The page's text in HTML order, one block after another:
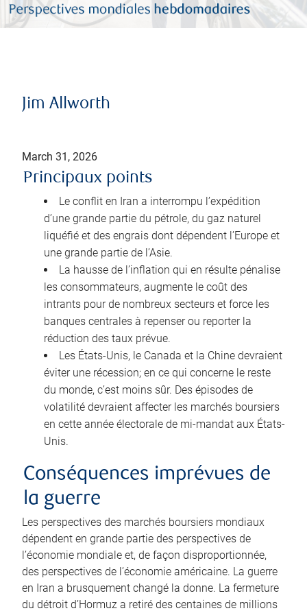
Jim Allworth
March 31, 2026
Principaux points
Le conflit en Iran a interrompu l’expédition
d’une grande partie du pétrole, du gaz naturel
liquéfié et des engrais dont dépendent l’Europe et
une grande partie de l’Asie.
La hausse de l’inflation qui en résulte pénalise
les consommateurs, augmente le coût des
intrants pour de nombreux secteurs et force les
banques centrales à repenser ou reporter la
réduction des taux prévue.
Les États-Unis, le Canada et la Chine devraient
éviter une récession; en ce qui concerne le reste
du monde, c’est moins sûr. Des épisodes de
volatilité devraient affecter les marchés boursiers
en cette année électorale de mi-mandat aux États-
Unis.
Conséquences imprévues de
la guerre
Les perspectives des marchés boursiers mondiaux
dépendent en grande partie des perspectives de
l’économie mondiale et, de façon disproportionnée,
des perspectives de l’économie américaine. La guerre
en Iran a brusquement changé la donne. La fermeture
du détroit d’Hormuz a retiré des centaines de millions